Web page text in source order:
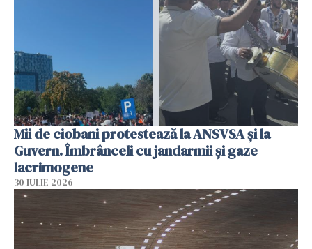
Mii de ciobani protestează la ANSVSA și la
Guvern. Îmbrânceli cu jandarmii și gaze
lacrimogene
30 IULIE 2026